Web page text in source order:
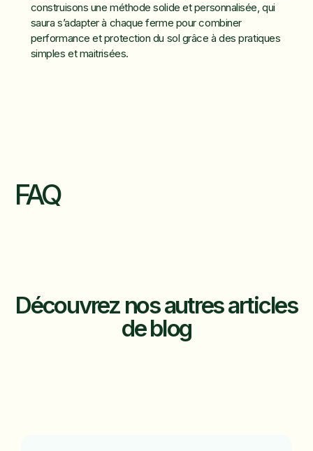
construisons une méthode solide et personnalisée, qui
saura s’adapter à chaque ferme pour combiner
performance et protection du sol grâce à des pratiques
simples et maitrisées.
FAQ
Découvrez nos autres articles
de blog